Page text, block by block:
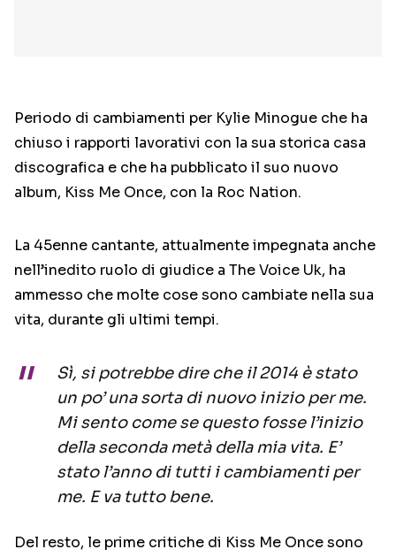
Periodo di cambiamenti per Kylie Minogue che ha
chiuso i rapporti lavorativi con la sua storica casa
discografica e che ha pubblicato il suo nuovo
album, Kiss Me Once, con la Roc Nation.
La 45enne cantante, attualmente impegnata anche
nell’inedito ruolo di giudice a The Voice Uk, ha
ammesso che molte cose sono cambiate nella sua
vita, durante gli ultimi tempi.
Sì, ​​si potrebbe dire che il 2014 è stato
un po’ una sorta di nuovo inizio per me.
Mi sento come se questo fosse l’inizio
della seconda metà della mia vita. E’
stato l’anno di tutti i cambiamenti per
me. E va tutto bene.
Del resto, le prime critiche di Kiss Me Once sono